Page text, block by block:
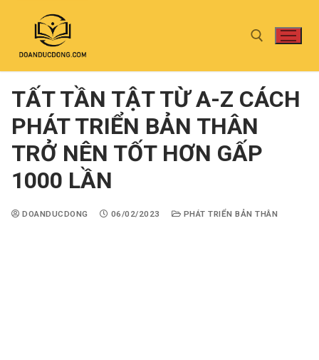
TẤT TẦN TẬT TỪ A-Z CÁCH
PHÁT TRIỂN BẢN THÂN
TRỞ NÊN TỐT HƠN GẤP
1000 LẦN
DOANDUCDONG 06/02/2023 PHÁT TRIỂN BẢN THÂN